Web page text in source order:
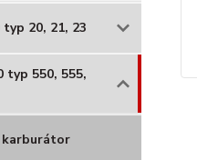
typ 20, 21, 23
typ 550, 555,